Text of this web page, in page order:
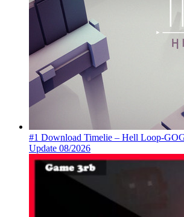
#1 Download Timelie – Hell Loop-
Update 08/2026